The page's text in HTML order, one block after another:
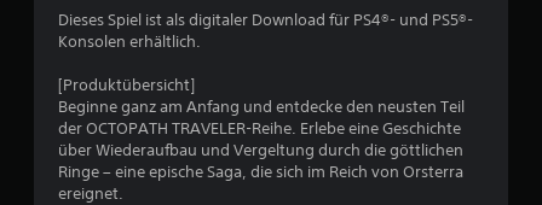
n
n
t
d
a
s
S
Dieses Spiel ist als digitaler Download für PS4®- und PS5®-
Konsolen erhältlich.
[Produktübersicht]
Beginne ganz am Anfang und entdecke den neusten Teil
der OCTOPATH TRAVELER-Reihe. Erlebe eine Geschichte
über Wiederaufbau und Vergeltung durch die göttlichen
Ringe – eine epische Saga, die sich im Reich von Orsterra
ereignet.